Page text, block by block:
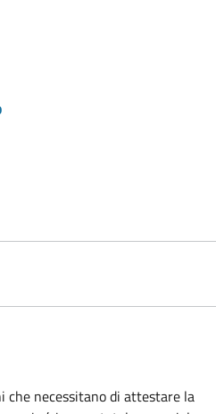
necessitano di attestare la